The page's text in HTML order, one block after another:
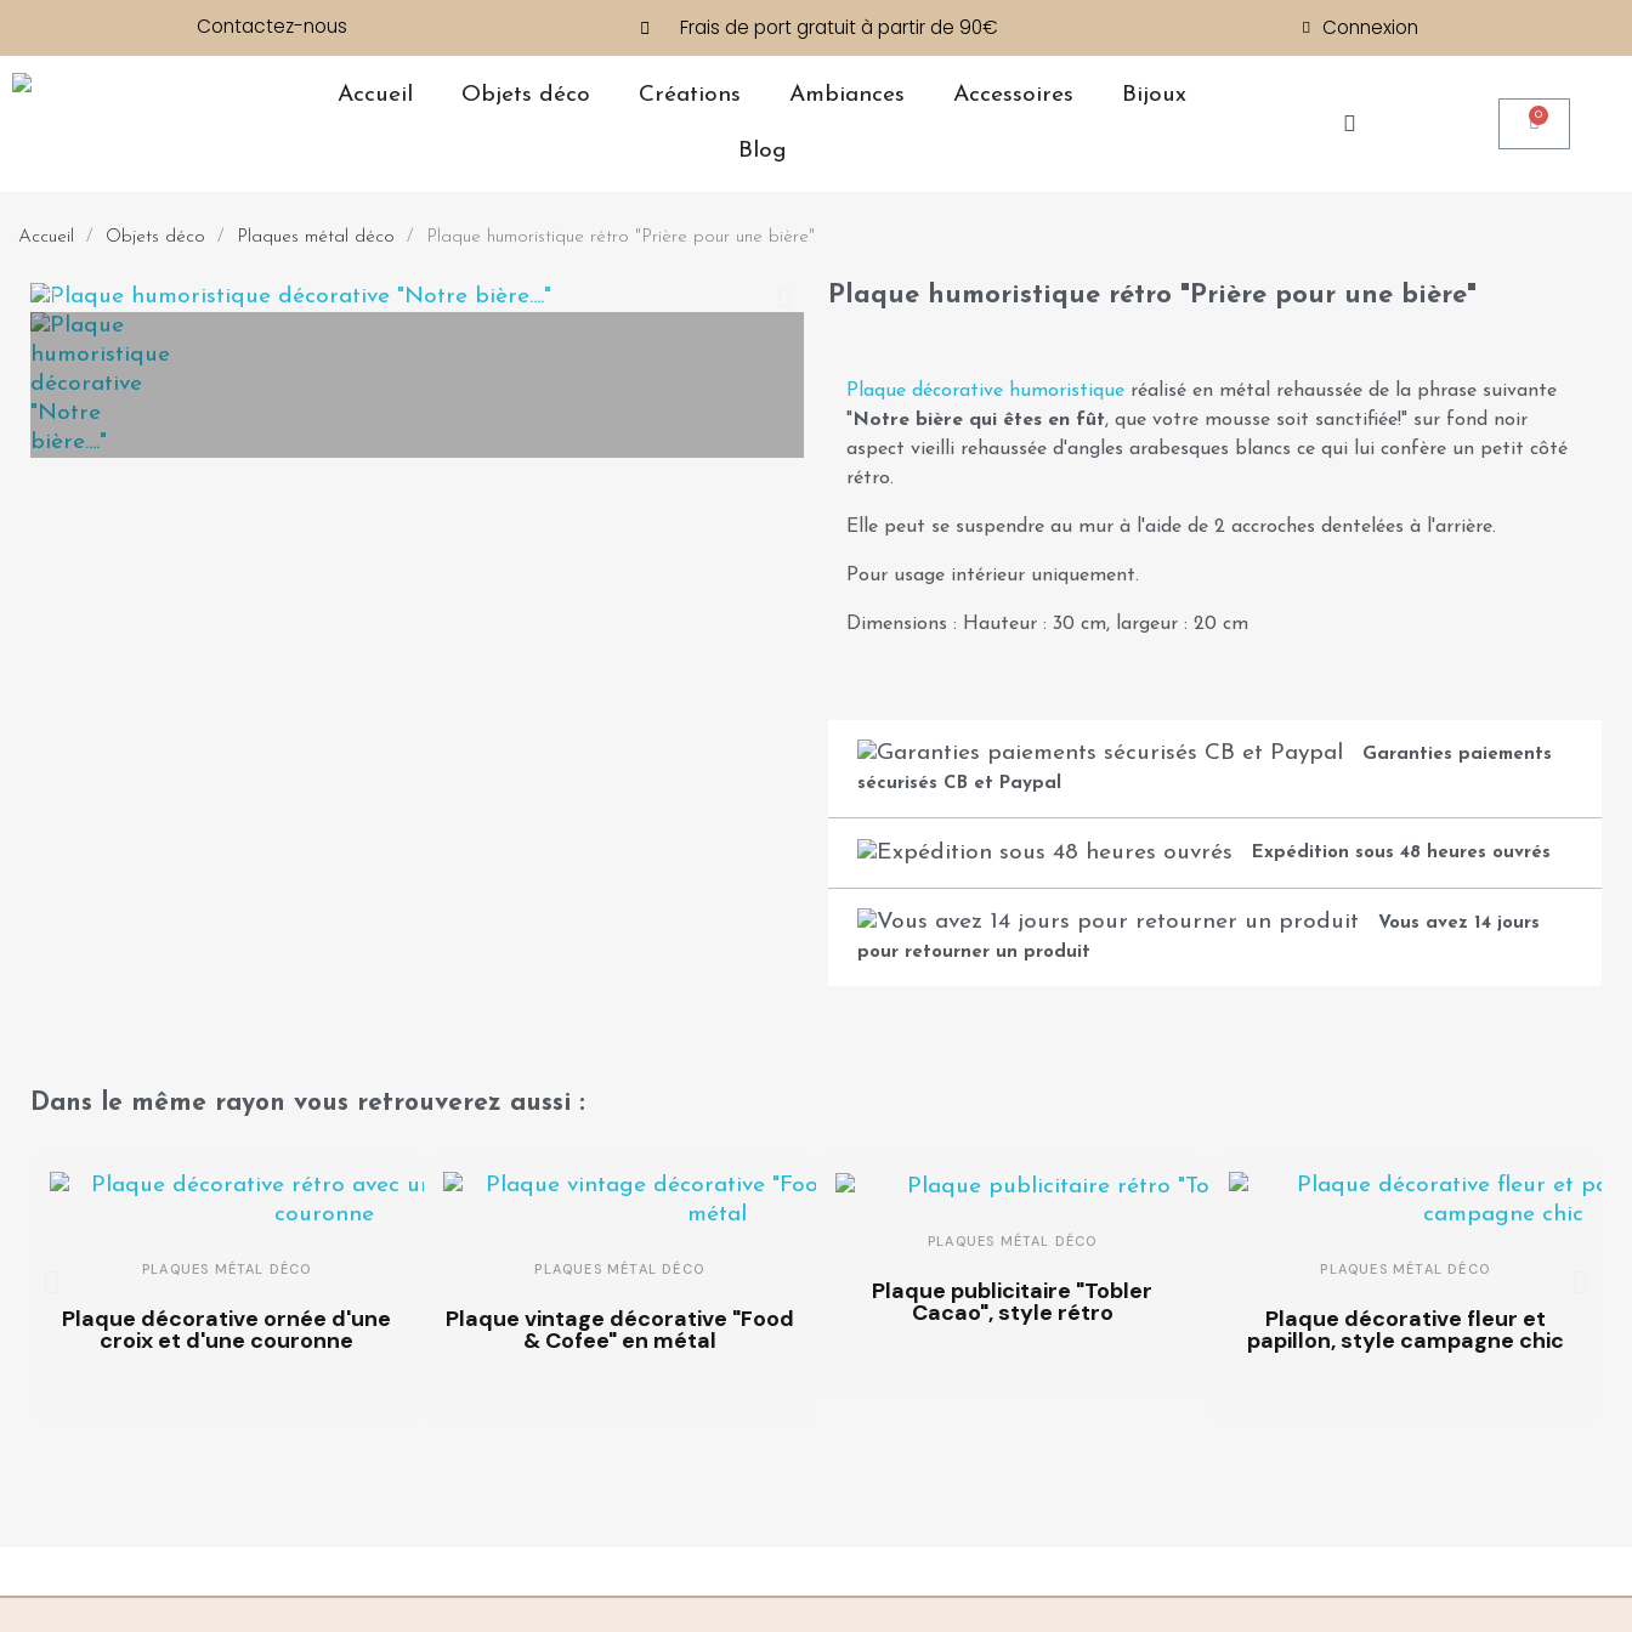
Contactez-nous Frais de port gratuit à partir de 90€ Connexion
Accueil Objets déco Créations Ambiances Accessoires Bijoux
Blog
Accueil Objets déco Plaques métal déco Plaque humoristique rétro "Prière pour une bière"
Plaque humoristique rétro "Prière pour une bière"
Plaque décorative humoristique réalisé en métal rehaussée de la phrase suivante
" Notre bière qui êtes en fût, que votre mousse soit sanctifiée!" sur fond noir
aspect vieilli rehaussée d'angles arabesques blancs ce qui lui confère un petit côté
rétro.
Elle peut se suspendre au mur à l'aide de 2 accroches dentelées à l'arrière.
Pour usage intérieur uniquement.
Dimensions : Hauteur : 30 cm, largeur : 20 cm
Garanties paiements
sécurisés CB et Paypal
Expédition sous 48 heures ouvrés
Vous avez 14 jours
pour retourner un produit
Dans le même rayon vous retrouverez aussi :
PLAQUES MÉTAL DÉCO
Plaque décorative ornée d'une
croix et d'une couronne
PLAQUES MÉTAL DÉCO
Plaque vintage décorative "Food
& Cofee" en métal
PLAQUES MÉTAL DÉCO
Plaque publicitaire "Tobler
Cacao", style rétro
PLAQUES MÉTAL DÉCO
Plaque décorative fleur et
papillon, style campagne chic